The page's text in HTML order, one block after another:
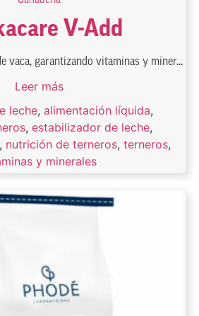
V-Add
vaca, garantizando vitaminas y miner...
Leer más
leche, alimentación líquida,
, estabilizador de leche,
, nutrición de terneros, terneros,
y minerales